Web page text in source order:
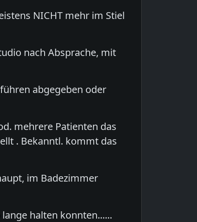
NICHT mehr im Stiel
nach Absprache, mit
abgegeben oder
mehrere Patienten das
. Bekanntl. kommt das
im Badezimmer
halten konnten......